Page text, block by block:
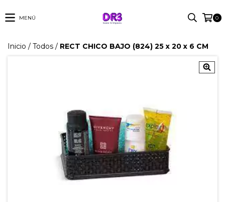
MENÚ 0
Inicio / Todos / RECT CHICO BAJO (824) 25 x 20 x 6 CM